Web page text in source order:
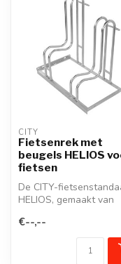
CITY
Fietsenrek met
beugels HELIOS
fietsen
De CITY-
HELIOS, gemaakt van
veilige p...
€--,--